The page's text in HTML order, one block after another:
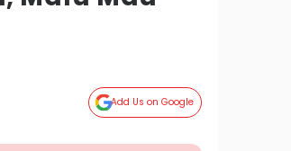
Add Us on Google